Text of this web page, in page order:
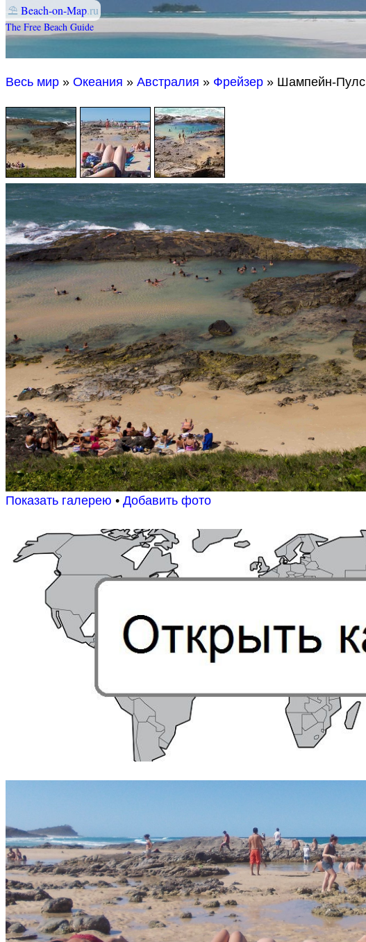
⛱ Beach-on-Map.ru
The Free Beach Guide
Весь мир » Океания » Австралия » Фрейзер » Шампейн-Пулс
Показать галерею • Добавить фото